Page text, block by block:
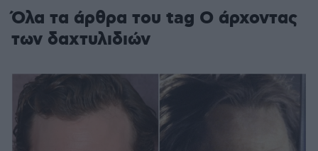
Όλα τα άρθρα του tag Ο άρχοντας
των δαχτυλιδιών